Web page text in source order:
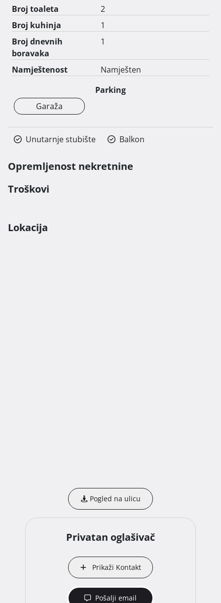
Cijena garažnog parking mjesta iznosi 18 000 eura.
Iskoristite priliku i osigurajte svoj novi dom u ovom
prekrasnom naselju koje nudi sve što vam je potrebno
za udoban i sretan život!
Broj toaleta
2
Broj kuhinja
1
Broj dnevnih
boravaka
1
Namještenost
Namješten
Parking
Garaža
Unutarnje stubište Balkon
Opremljenost nekretnine
Troškovi
Lokacija
Pogled na ulicu
Privatan oglašivač
Prikaži Kontakt
Pošalji email